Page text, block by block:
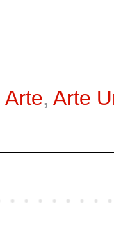
Arte, Arte